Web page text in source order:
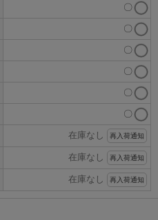
〇
〇
〇
〇
〇
〇
在庫なし 再入荷通知
在庫なし 再入荷通知
在庫なし 再入荷通知